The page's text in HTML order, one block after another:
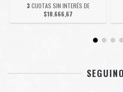
3 CUOTAS SIN INTERÉS DE
$10.666,67